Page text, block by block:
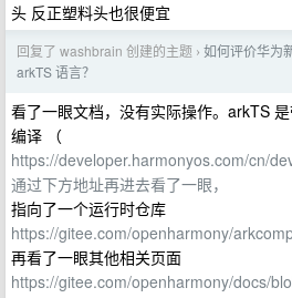
头 反正塑料头也很便宜
回复了 washbrain 创建的主题 › 如何评价华为
arkTS 语言？
看了一眼文档，没有实际操作。arkTS
编译 （
https://developer.harmonyos.com/cn/
通过下方地址再进去看了一眼，
指向了一个运行时仓库
https://gitee.com/openharmony/
再看了一眼其他相关页面
https://gitee.com/openharmony/docs/